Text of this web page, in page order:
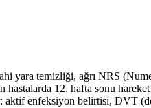
yara temizliği, ağrı NRS
12. hafta sonu
aktif enfeksiyon belirtisi, DVT